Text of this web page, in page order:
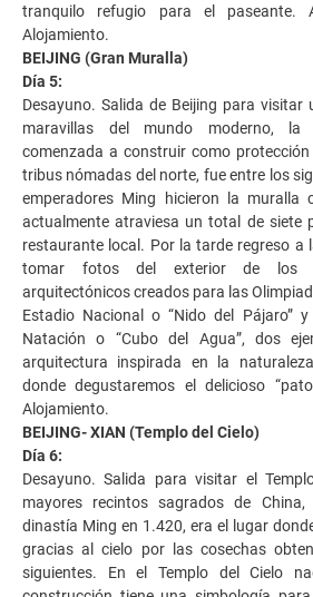
tranquilo refugio para el paseante.
Alojamiento.
BEIJING (Gran Muralla)
Día 5:
Desayuno. Salida de Beijing para visitar
maravillas del mundo moderno, la
comenzada a construir como
tribus nómadas del norte, fue entre los
emperadores Ming hicieron la muralla
actualmente atraviesa un total de siete
restaurante local. Por la tarde regreso a
tomar fotos del exterior de los
arquitectónicos creados para las
Estadio Nacional o “Nido del Pájaro”
Natación o “Cubo del Agua”, dos
arquitectura inspirada en la
donde degustaremos el delicioso
Alojamiento.
BEIJING- XIAN (Templo del Cielo)
Día 6:
Desayuno. Salida para visitar el
mayores recintos sagrados de
dinastía Ming en 1.420, era el lugar
gracias al cielo por las cosechas
siguientes. En el Templo del Cielo